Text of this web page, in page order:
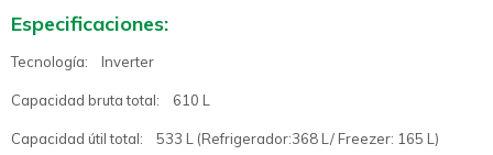
Especificaciones:
Tecnología: Inverter
Capacidad bruta total: 610 L
Capacidad útil total: 533 L (Refrigerador:368 L/ Freezer: 165 L)